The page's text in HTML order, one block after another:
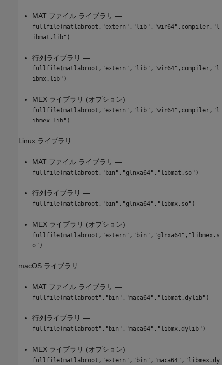
MAT ファイル ライブラリ —
fullfile(matlabroot,"extern","lib","win64",compiler,"l
ibmat.lib")
行列ライブラリ —
fullfile(matlabroot,"extern","lib","win64",compiler,"l
ibmx.lib")
MEX ライブラリ (オプション) —
fullfile(matlabroot,"extern","lib","win64",compiler,"l
ibmex.lib")
Linux ライブラリ:
MAT ファイル ライブラリ —
fullfile(matlabroot,"bin","glnxa64","libmat.so")
行列ライブラリ —
fullfile(matlabroot,"bin","glnxa64","libmx.so")
MEX ライブラリ (オプション) —
fullfile(matlabroot,"extern","bin","glnxa64","libmex.s
o")
macOS ライブラリ:
MAT ファイル ライブラリ —
fullfile(matlabroot","bin","maca64","libmat.dylib")
行列ライブラリ —
fullfile(matlabroot","bin","maca64","libmx.dylib")
MEX ライブラリ (オプション) —
fullfile(matlabroot,"extern","bin","maca64","libmex.dy